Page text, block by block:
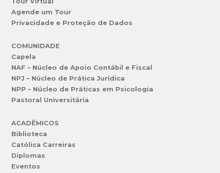
Agende um Tour
Privacidade e Proteção de Dados
COMUNIDADE
Capela
NAF – Núcleo de Apoio Contábil e Fiscal
NPJ – Núcleo de Prática Jurídica
NPP – Núcleo de Práticas em Psicologia
Pastoral Universitária
ACADÊMICOS
Biblioteca
Católica Carreiras
Diplomas
Eventos